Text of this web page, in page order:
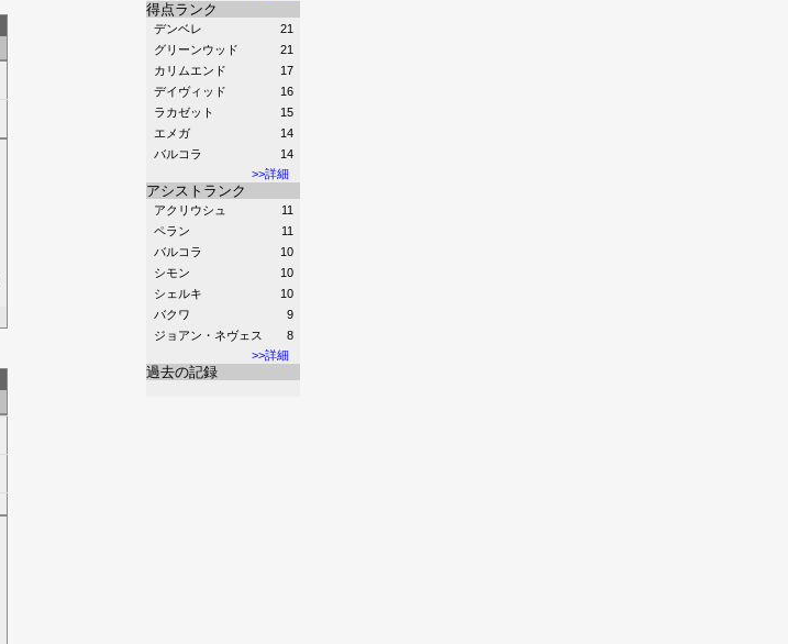
得点ランク
>>詳細
デンベレ
21
グリーンウッド
21
カリムエンド
17
デイヴィッド
16
ラカゼット
15
エメガ
14
バルコラ
14
アシストランク
>>詳細
アクリウシュ
11
ペラン
11
バルコラ
10
シモン
10
シェルキ
10
バクワ
9
ジョアン・ネヴェス
8
過去の記録